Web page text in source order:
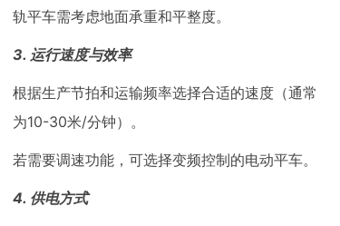
轨平车需考虑地面承重和平整度。
3. ‌运行速度与效率‌
根据生产节拍和运输频率选择合适的速度（通常
为10-30米/分钟）。
若需要调速功能，可选择变频控制的电动平车。
4. ‌供电方式‌